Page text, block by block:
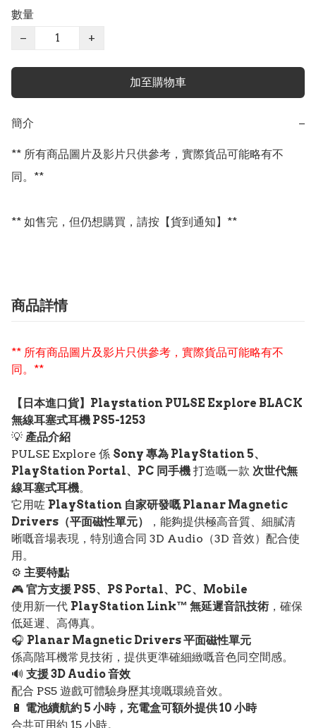
數量
−
+
加至購物車
簡介 −
** 所有商品圖片及影片只供參考，實際貨品可能略有不
同。**
** 如售完，但仍想購買，請按【貨到通知】**
商品詳情
** 所有商品圖片及影片只供參考，實際貨品可能略有不
同。**
【日本進口貨】Playstation PULSE Explore BLACK
無線耳塞式耳機 PS5-1253
💡 產品介紹
PULSE Explore 係 Sony 專為 PlayStation 5、
PlayStation Portal、PC 同手機 打造嘅一款 次世代無
線耳塞式耳機。
它用咗 PlayStation 自家研發嘅 Planar Magnetic
Drivers（平面磁性單元）
，能夠提供極高音質、細膩清
晰嘅音場表現，特別適合同 3D Audio（3D 音效）配合使
用。
⚙️ 主要特點
🎮 官方支援 PS5、PS Portal、PC、Mobile
使用新一代 PlayStation Link™ 無延遲音訊技術 ，確保
低延遲、高傳真。
🎧 Planar Magnetic Drivers 平面磁性單元
係高階耳機常見技術，提供更準確細緻嘅音色同空間感。
🔊 支援 3D Audio 音效
配合 PS5 遊戲可體驗身歷其境嘅環繞音效。
🔋 電池續航約 5 小時，充電盒可額外提供 10 小時
合共可用約 15 小時。